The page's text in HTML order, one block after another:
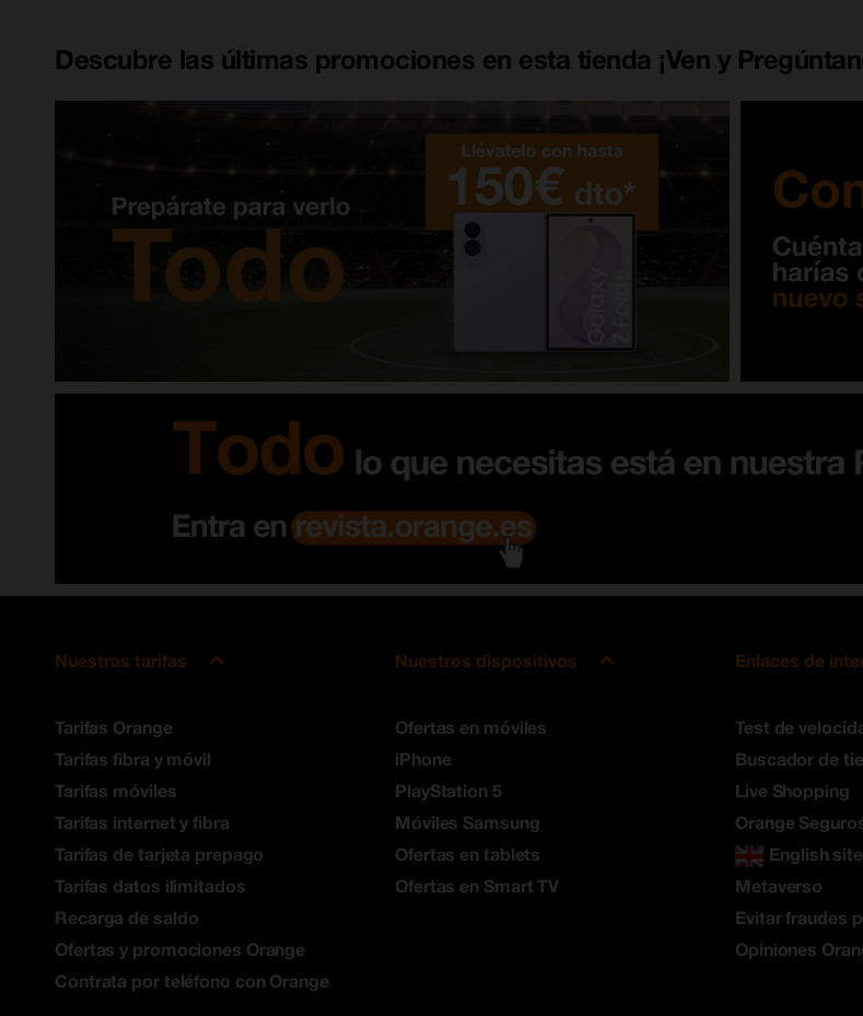
Descubre las últimas promociones en esta tienda ¡Ven y
Nuestras tarifas
Tarifas Orange
Tarifas fibra y móvil
Tarifas móviles
Tarifas internet y fibra
Tarifas de tarjeta prepago
Tarifas datos ilimitados
Recarga de saldo
Ofertas y promociones Orange
Contrata por teléfono con Orange
Nuestros dispositivos
Ofertas en móviles
iPhone
PlayStation 5
Móviles Samsung
Ofertas en tablets
Ofertas en Smart TV
Enlaces de
Test de
Buscador de
Live Shopping
Orange
English site
Metaverso
Evitar fraudes
Opiniones